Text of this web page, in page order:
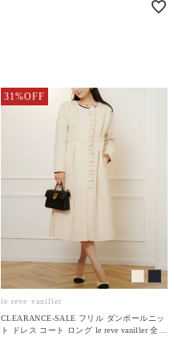
31%OFF
le reve vaniller
CLEARANCE-SALE フリル ダンボールニッ
ト ドレス コート ロング le reve vaniller 全2